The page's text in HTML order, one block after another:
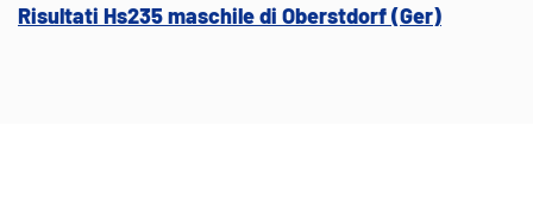
Risultati Hs235 maschile di Oberstdorf (Ger)